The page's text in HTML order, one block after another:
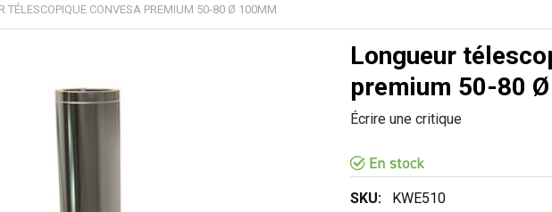
TÉLESCOPIQUE CONVESA PREMIUM 50-80 Ø 100MM
Longueur
premium 50-80
Écrire une critique
SKU: KWE510